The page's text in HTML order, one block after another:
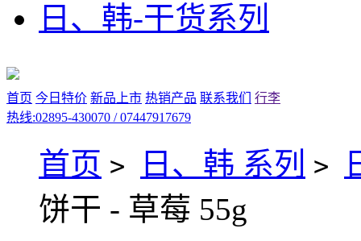
日、韩-干货系列
首页 今日特价 新品上市 热销产品 联系我们
行李
热线:02895-430070 / 07447917679
首页 > 日、韩 系列 >
饼干 - 草莓 55g